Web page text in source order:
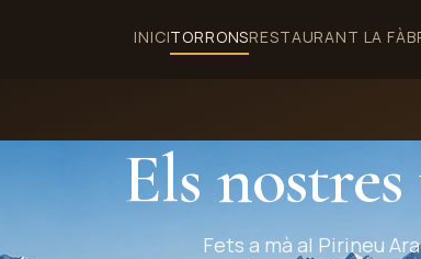
INICITORRONSRESTAURANT LA
Els
Fets a mà al Pirineu